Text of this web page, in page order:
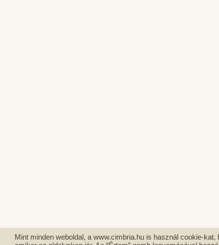
Mint minden weboldal, a www.cimbria.hu is használ cookie-